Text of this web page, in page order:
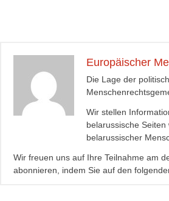
Europäischer
Die Lage der
Wir stellen
belarussische
belarussischer
Wir freuen uns auf Ihre Teilnahme am
abonnieren, indem Sie auf den